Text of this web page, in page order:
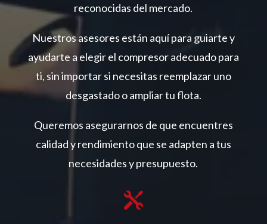
reconocidas del mercado.
Nuestros asesores están aquí para guiarte y
ayudarte a elegir el compresor adecuado para
ti, sin importar si necesitas reemplazar uno
desgastado o ampliar tu flota.
Queremos asegurarnos de que encuentres
calidad y rendimiento que se adapten a tus
necesidades y presupuesto.
